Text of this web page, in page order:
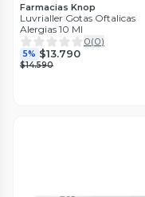
Farmacias Knop
Luvrialler Gotas Oftalicas
Alergias 10 Ml
0(0)
5% $13.790
$14.590